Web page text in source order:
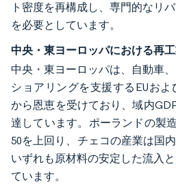
ト密度を再構成し、専門的なリ
を必要としています。
中央・東ヨーロッパにおける再
中央・東ヨーロッパは、自動車
ショアリングを支援するEUお
から恩恵を受けており、域内
達しています。ポーランドの製
50を上回り、チェコの産業は国内
いずれも原材料の安定した流入
ています。